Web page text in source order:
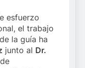
esfuerzo
el trabajo
la guía ha
junto al Dr.